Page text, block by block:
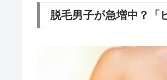
脱毛男子が急増中？「